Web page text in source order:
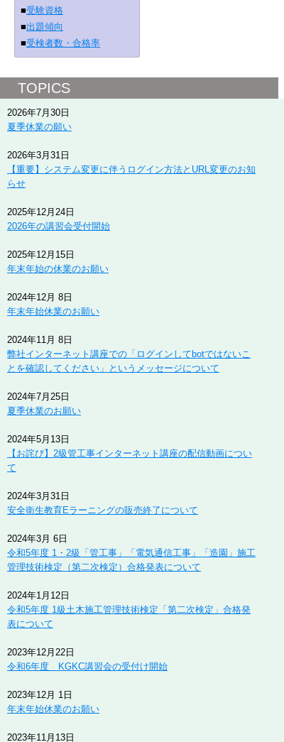
■受験資格
■出題傾向
■受検者数・合格率
TOPICS
2026年7月30日
夏季休業の願い
2026年3月31日
【重要】システム変更に伴うログイン方法とURL変更のお知
らせ
2025年12月24日
2026年の講習会受付開始
2025年12月15日
年末年始の休業のお願い
2024年12月 8日
年末年始休業のお願い
2024年11月 8日
弊社インターネット講座での「ログインしてbotではないこ
とを確認してください」というメッセージについて
2024年7月25日
夏季休業のお願い
2024年5月13日
【お詫び】2級管工事インターネット講座の配信動画につい
て
2024年3月31日
安全衛生教育Eラーニングの販売終了について
2024年3月 6日
令和5年度 1・2級「管工事」「電気通信工事」「造園」施工
管理技術検定（第二次検定）合格発表について
2024年1月12日
令和5年度 1級土木施工管理技術検定「第二次検定」合格発
表について
2023年12月22日
令和6年度 KGKC講習会の受付け開始
2023年12月 1日
年末年始休業のお願い
2023年11月13日